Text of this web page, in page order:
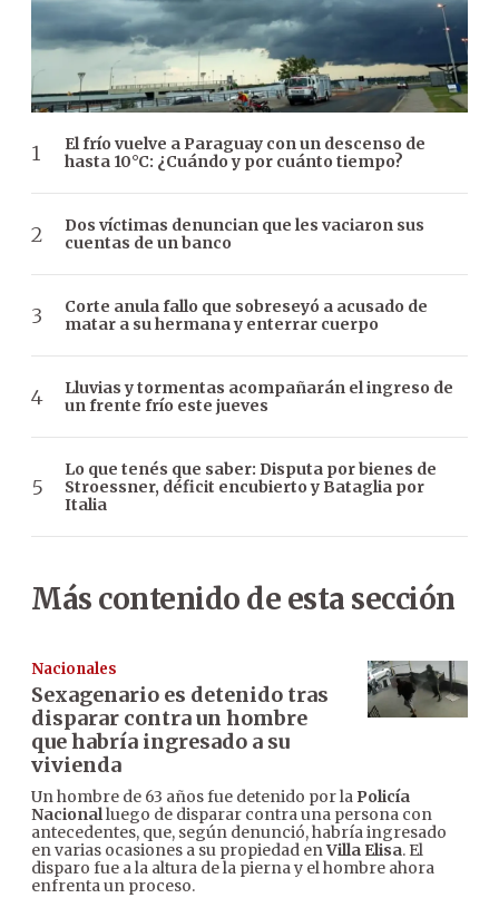
El frío vuelve a Paraguay con un descenso de
hasta 10°C: ¿Cuándo y por cuánto tiempo?
Dos víctimas denuncian que les vaciaron sus
cuentas de un banco
Corte anula fallo que sobreseyó a acusado de
matar a su hermana y enterrar cuerpo
Lluvias y tormentas acompañarán el ingreso de
un frente frío este jueves
Lo que tenés que saber: Disputa por bienes de
Stroessner, déficit encubierto y Bataglia por
Italia
Más contenido de esta sección
Nacionales
Sexagenario es detenido tras
disparar contra un hombre
que habría ingresado a su
vivienda
Un hombre de 63 años fue detenido por la Policía
Nacionalluego de disparar contra una persona con
antecedentes, que, según denunció, habría ingresado
en varias ocasiones a su propiedad enVilla Elisa. El
disparo fue a la altura de la pierna y el hombre ahora
enfrenta un proceso.